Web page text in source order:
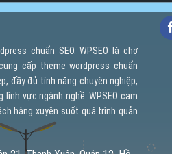
chuẩn SEO. WPSEO là chợ
cấp theme wordpress chuẩn
đầy đủ tính năng chuyên nghiệp,
vực ngành nghề. WPSEO cam
hàng xuyên suốt quá trình quản